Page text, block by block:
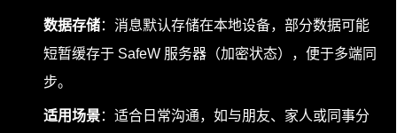
数据存储：消息默认存储在本地设备，部分数据可能
短暂缓存于 SafeW 服务器（加密状态），便于多端同
步。
适用场景：适合日常沟通，如与朋友、家人或同事分